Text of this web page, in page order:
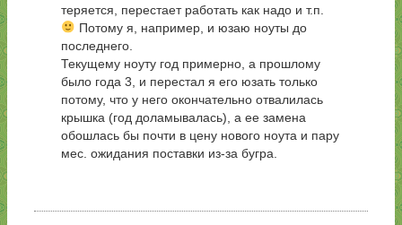
теряется, перестает работать как надо и т.п.
Потому я, например, и юзаю ноуты до
последнего.
Текущему ноуту год примерно, а прошлому
было года 3, и перестал я его юзать только
потому, что у него окончательно отвалилась
крышка (год доламывалась), а ее замена
обошлась бы почти в цену нового ноута и пару
мес. ожидания поставки из-за бугра.